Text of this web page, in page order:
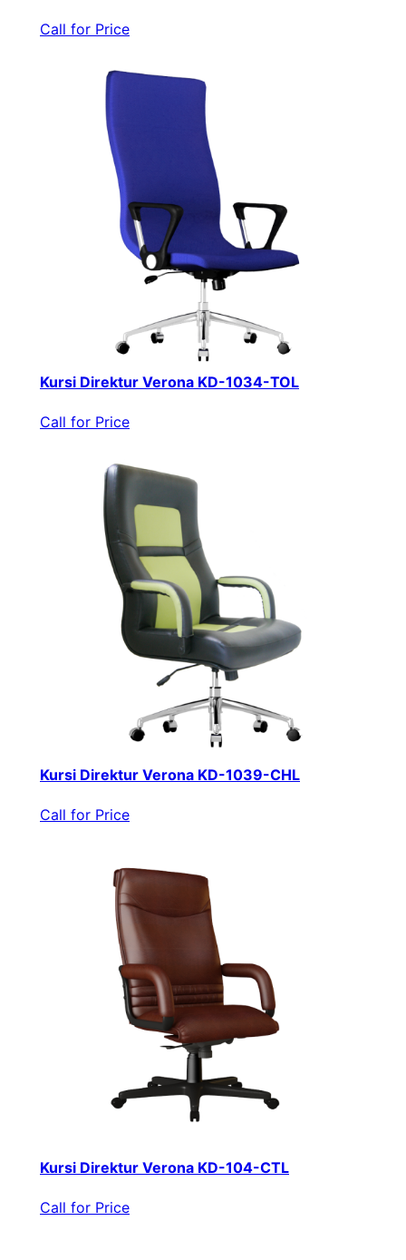
Call for Price
Kursi Direktur Verona KD-1034-TOL
Call for Price
Kursi Direktur Verona KD-1039-CHL
Call for Price
Kursi Direktur Verona KD-104-CTL
Call for Price